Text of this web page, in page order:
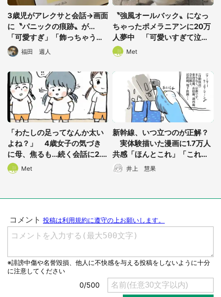
3歳児がアレクサと会話→画面
に〝パニックの痕跡〟が...
「可愛すぎ」「飾っちゃう」
と3.4万人破顔の内容
福田 週人
〝強風オールバック〟になっ
ちゃったポメラニアンに20万
人夢中 「可愛いすぎて泣き
そう」
Met
「わたしの足ってなんか太い
よね？」 4歳女子の気づき
に母、焦るも...続く会話に2.2
万人感動「見習いたい」
Met
新幹線、いつ立つのが正解？
実体験描いた漫画に1.7万人
共感「ほんとこれ」「これで
正解だとおもっています」
井上 慧果